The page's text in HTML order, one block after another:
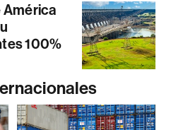
América
100%